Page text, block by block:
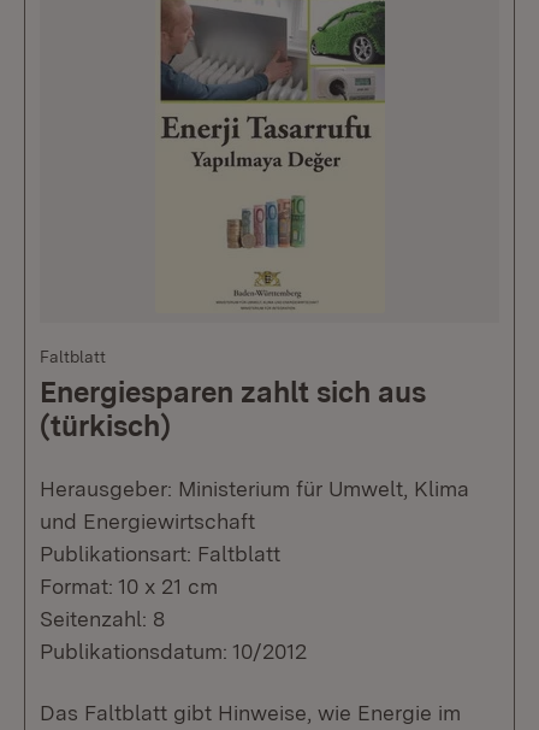
Faltblatt
Energiesparen zahlt sich aus
(türkisch)
Herausgeber: Ministerium für Umwelt, Klima
und Energiewirtschaft
Publikationsart: Faltblatt
Format: 10 x 21 cm
Seitenzahl: 8
Publikationsdatum: 10/2012
Das Faltblatt gibt Hinweise, wie Energie im